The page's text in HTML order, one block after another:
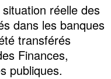
réelle des
dans les banques
transférés
Finances,
publiques.